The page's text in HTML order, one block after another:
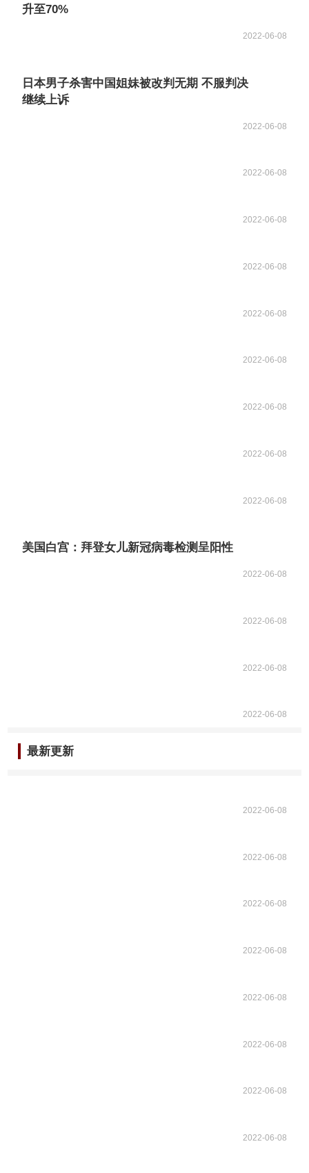
升至70%
2022-06-08
日本男子杀害中国姐妹被改判无期 不服判决
继续上诉
2022-06-08
2022-06-08
2022-06-08
2022-06-08
2022-06-08
2022-06-08
2022-06-08
2022-06-08
2022-06-08
美国白宫：拜登女儿新冠病毒检测呈阳性
2022-06-08
2022-06-08
2022-06-08
2022-06-08
最新更新
2022-06-08
2022-06-08
2022-06-08
2022-06-08
2022-06-08
2022-06-08
2022-06-08
2022-06-08